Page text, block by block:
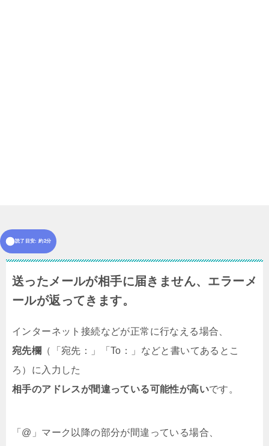
読了目安: 約2分
送ったメールが相手に届きません、エラーメ
ールが返ってきます。
インターネット接続などが正常に行なえる場合、
宛先欄 （「宛先：」「To：」などと書いてあるとこ
ろ）に入力した
相手のアドレスが間違っている可能性が高いです。
「@」マーク以降の部分が間違っている場合、